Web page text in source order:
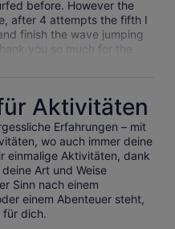
before. However the
after 4 attempts the fifth I
finish the wave jumping
you so much for the
Aktivitäten
Erfahrungen – mit
wo auch immer deine
einmalige Aktivitäten, dank
Art und Weise
Sinn nach einem
einem Abenteuer steht,
dich.